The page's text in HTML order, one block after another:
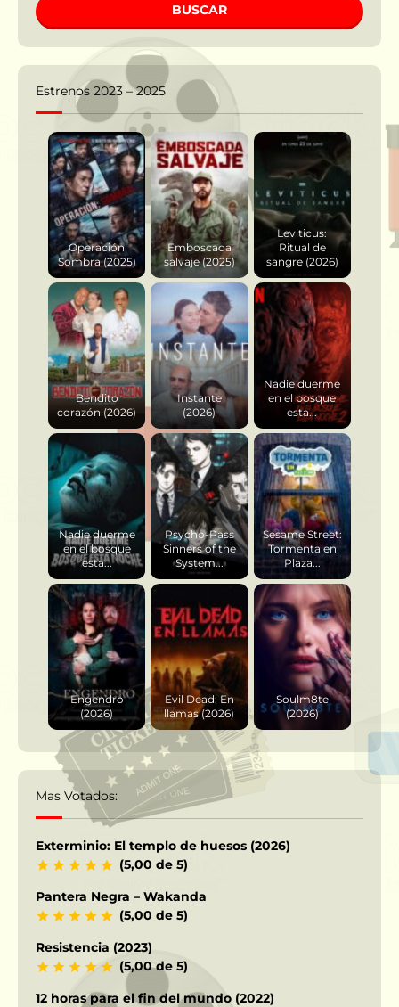
BUSCAR
Estrenos 2023 – 2025
Operación
Sombra (2025)
Emboscada
salvaje (2025)
Leviticus:
Ritual de
sangre (2026)
Bendito
corazón (2026)
Instante
(2026)
Nadie duerme
en el bosque
esta...
Nadie duerme
en el bosque
esta...
Psycho-Pass
Sinners of the
System...
Sesame Street:
Tormenta en
Plaza...
Engendro
(2026)
Evil Dead: En
llamas (2026)
Soulm8te
(2026)
Mas Votados:
Exterminio: El templo de huesos (2026)
(5,00 de 5)
Pantera Negra – Wakanda
(5,00 de 5)
Resistencia (2023)
(5,00 de 5)
12 horas para el fin del mundo (2022)